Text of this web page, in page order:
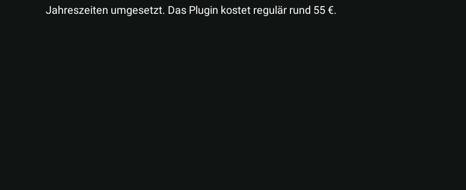
Jahreszeiten umgesetzt. Das Plugin kostet regulär rund 55 €.